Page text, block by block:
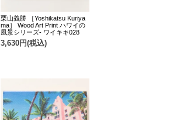
栗山義勝 ［Yoshikatsu Kuriya
ma］ Wood Art Print ハワイの
風景シリーズ- ワイキキ028
3,630円(税込)